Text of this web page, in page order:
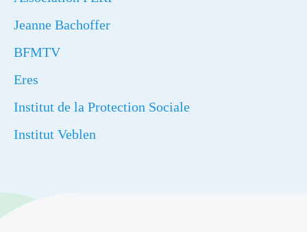
Jeanne Bachoffer
BFMTV
Eres
Institut de la Protection Sociale
Institut Veblen